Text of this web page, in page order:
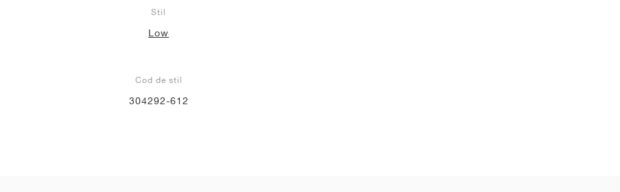
Stil
Low
Cod de stil
304292-612